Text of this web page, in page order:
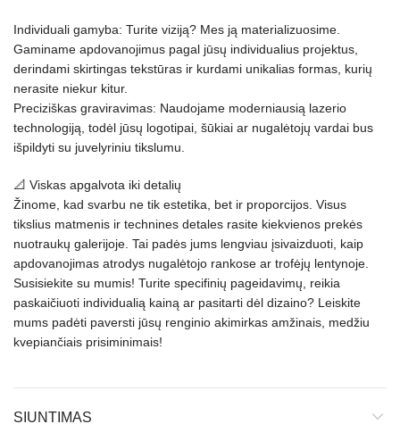
Individuali gamyba: Turite viziją? Mes ją materializuosime.
Gaminame apdovanojimus pagal jūsų individualius projektus,
derindami skirtingas tekstūras ir kurdami unikalias formas, kurių
nerasite niekur kitur.
Preciziškas graviravimas: Naudojame moderniausią lazerio
technologiją, todėl jūsų logotipai, šūkiai ar nugalėtojų vardai bus
išpildyti su juvelyriniu tikslumu.
📐 Viskas apgalvota iki detalių
Žinome, kad svarbu ne tik estetika, bet ir proporcijos. Visus
tikslius matmenis ir technines detales rasite kiekvienos prekės
nuotraukų galerijoje. Tai padės jums lengviau įsivaizduoti, kaip
apdovanojimas atrodys nugalėtojo rankose ar trofėjų lentynoje.
Susisiekite su mumis! Turite specifinių pageidavimų, reikia
paskaičiuoti individualią kainą ar pasitarti dėl dizaino? Leiskite
mums padėti paversti jūsų renginio akimirkas amžinais, medžiu
kvepiančiais prisiminimais!
SIUNTIMAS